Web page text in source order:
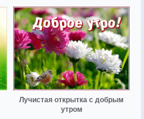
Лучистая открытка с добрым
утром